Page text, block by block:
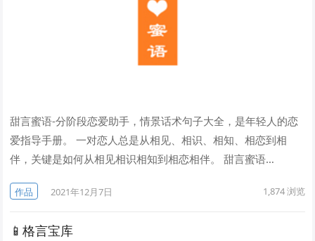
甜言蜜语-分阶段恋爱助手，情景话术句子大全，是年轻人的恋
爱指导手册。 一对恋人总是从相见、相识、相知、相恋到相
伴，关键是如何从相见相识相知到相恋相伴。 甜言蜜语…
作品 2021年12月7日 1,874浏览
📱格言宝库